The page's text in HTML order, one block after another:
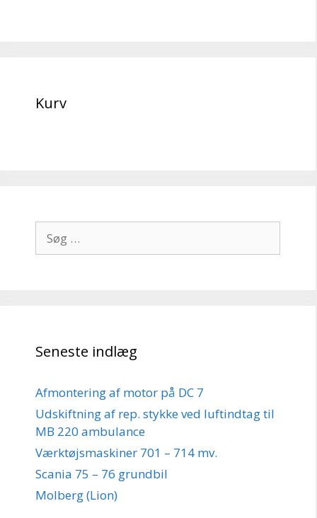
Kurv
efter:
Seneste indlæg
Afmontering af motor på DC 7
Udskiftning af rep. stykke ved luftindtag til
MB 220 ambulance
Værktøjsmaskiner 701 – 714 mv.
Scania 75 – 76 grundbil
Molberg (Lion)